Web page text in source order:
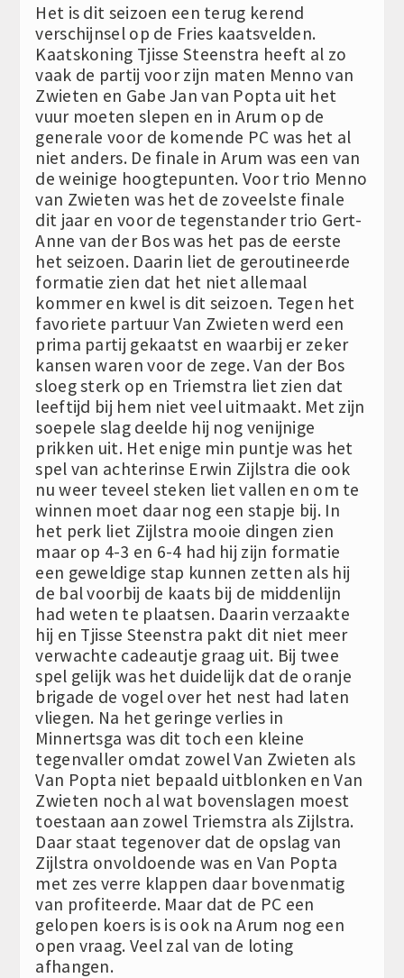
Het is dit seizoen een terug kerend
verschijnsel op de Fries kaatsvelden.
Kaatskoning Tjisse Steenstra heeft al zo
vaak de partij voor zijn maten Menno van
Zwieten en Gabe Jan van Popta uit het
vuur moeten slepen en in Arum op de
generale voor de komende PC was het al
niet anders. De finale in Arum was een van
de weinige hoogtepunten. Voor trio Menno
van Zwieten was het de zoveelste finale
dit jaar en voor de tegenstander trio Gert-
Anne van der Bos was het pas de eerste
het seizoen. Daarin liet de geroutineerde
formatie zien dat het niet allemaal
kommer en kwel is dit seizoen. Tegen het
favoriete partuur Van Zwieten werd een
prima partij gekaatst en waarbij er zeker
kansen waren voor de zege. Van der Bos
sloeg sterk op en Triemstra liet zien dat
leeftijd bij hem niet veel uitmaakt. Met zijn
soepele slag deelde hij nog venijnige
prikken uit. Het enige min puntje was het
spel van achterinse Erwin Zijlstra die ook
nu weer teveel steken liet vallen en om te
winnen moet daar nog een stapje bij. In
het perk liet Zijlstra mooie dingen zien
maar op 4-3 en 6-4 had hij zijn formatie
een geweldige stap kunnen zetten als hij
de bal voorbij de kaats bij de middenlijn
had weten te plaatsen. Daarin verzaakte
hij en Tjisse Steenstra pakt dit niet meer
verwachte cadeautje graag uit. Bij twee
spel gelijk was het duidelijk dat de oranje
brigade de vogel over het nest had laten
vliegen. Na het geringe verlies in
Minnertsga was dit toch een kleine
tegenvaller omdat zowel Van Zwieten als
Van Popta niet bepaald uitblonken en Van
Zwieten noch al wat bovenslagen moest
toestaan aan zowel Triemstra als Zijlstra.
Daar staat tegenover dat de opslag van
Zijlstra onvoldoende was en Van Popta
met zes verre klappen daar bovenmatig
van profiteerde. Maar dat de PC een
gelopen koers is is ook na Arum nog een
open vraag. Veel zal van de loting
afhangen.